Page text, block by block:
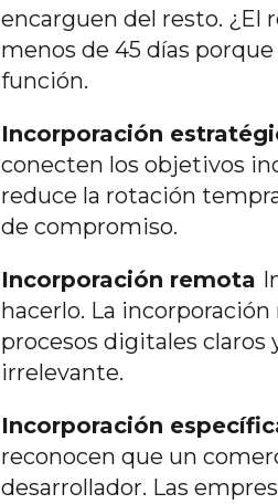
encarguen del resto. ¿El
menos de 45 días
función.
Incorporación
conecten los objetivos
reduce la rotación
de compromiso.
Incorporación remota
hacerlo. La
procesos digitales claros
irrelevante.
Incorporación
reconocen que un
desarrollador. Las